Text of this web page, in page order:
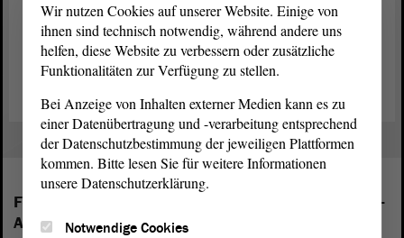
Zurück zur Landtagssitzung
Folgende Fraktionen sind im Landtag von Sachsen-
Anhalt vertreten:
Wir nutzen Cookies auf unserer Website. Einige von
ihnen sind technisch notwendig, während andere uns
helfen, diese Website zu verbessern oder zusätzliche
Funktionalitäten zur Verfügung zu stellen.
Bei Anzeige von Inhalten externer Medien kann es zu
einer Datenübertragung und -verarbeitung entsprechend
der Datenschutzbestimmung der jeweiligen Plattformen
kommen. Bitte lesen Sie für weitere Informationen
unsere Datenschutzerklärung.
Notwendige Cookies